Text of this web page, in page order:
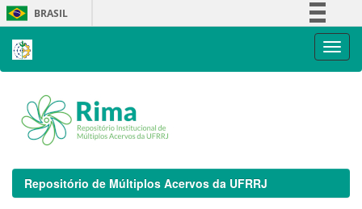
Skip
navigation
BRASIL
Repositório de Múltiplos Acervos da UFRRJ